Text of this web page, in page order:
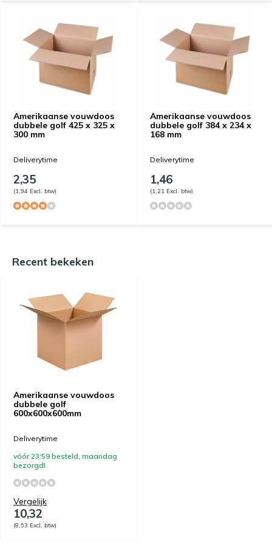
Amerikaanse vouwdoos
dubbele golf 425 x 325 x
300 mm
Deliverytime
2,35
(1,94 Excl. btw)
Amerikaanse vouwdoos
dubbele golf 384 x 234 x
168 mm
Deliverytime
1,46
(1,21 Excl. btw)
Recent bekeken
Amerikaanse vouwdoos
dubbele golf
600x600x600mm
Deliverytime
vóór 23:59 besteld, maandag
bezorgd!
Vergelijk
10,32
(8,53 Excl. btw)